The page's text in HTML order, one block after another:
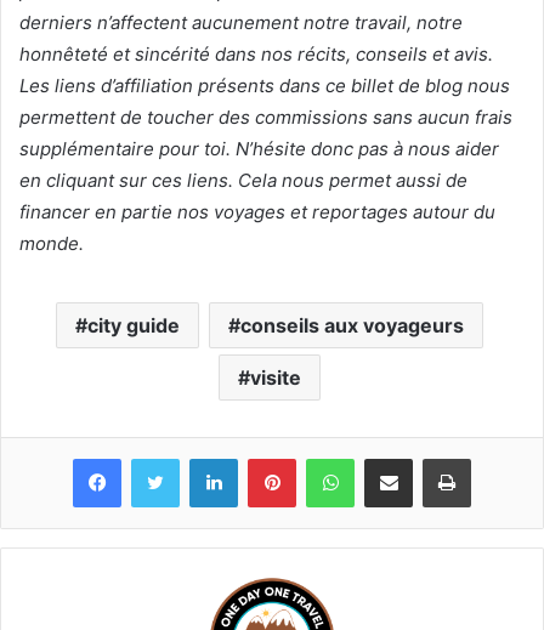
derniers n’affectent aucunement notre travail, notre
honnêteté et sincérité dans nos récits, conseils et avis.
Les liens d’affiliation présents dans ce billet de blog nous
permettent de toucher des commissions sans aucun frais
supplémentaire pour toi. N’hésite donc pas à nous aider
en cliquant sur ces liens. Cela nous permet aussi de
financer en partie nos voyages et reportages autour du
monde.
city guide conseils aux voyageurs
visite